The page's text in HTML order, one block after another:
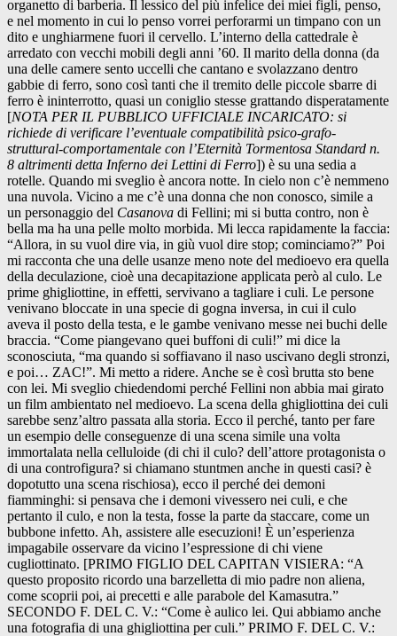
organetto di barberia. Il lessico del più infelice dei miei figli, penso,
e nel momento in cui lo penso vorrei perforarmi un timpano con un
dito e unghiarmene fuori il cervello. L’interno della cattedrale è
arredato con vecchi mobili degli anni ’60. Il marito della donna (da
una delle camere sento uccelli che cantano e svolazzano dentro
gabbie di ferro, sono così tanti che il tremito delle piccole sbarre di
ferro è ininterrotto, quasi un coniglio stesse grattando disperatamente
[NOTA PER IL PUBBLICO UFFICIALE INCARICATO: si
richiede di verificare l’eventuale compatibilità psico-grafo-
struttural-comportamentale con l’Eternità Tormentosa Standard n.
8 altrimenti detta Inferno dei Lettini di Ferro]) è su una sedia a
rotelle. Quando mi sveglio è ancora notte. In cielo non c’è nemmeno
una nuvola. Vicino a me c’è una donna che non conosco, simile a
un personaggio del Casanova di Fellini; mi si butta contro, non è
bella ma ha una pelle molto morbida. Mi lecca rapidamente la faccia:
“Allora, in su vuol dire via, in giù vuol dire stop; cominciamo?” Poi
mi racconta che una delle usanze meno note del medioevo era quella
della deculazione, cioè una decapitazione applicata però al culo. Le
prime ghigliottine, in effetti, servivano a tagliare i culi. Le persone
venivano bloccate in una specie di gogna inversa, in cui il culo
aveva il posto della testa, e le gambe venivano messe nei buchi delle
braccia. “Come piangevano quei buffoni di culi!” mi dice la
sconosciuta, “ma quando si soffiavano il naso uscivano degli stronzi,
e poi… ZAC!”. Mi metto a ridere. Anche se è così brutta sto bene
con lei. Mi sveglio chiedendomi perché Fellini non abbia mai girato
un film ambientato nel medioevo. La scena della ghigliottina dei culi
sarebbe senz’altro passata alla storia. Ecco il perché, tanto per fare
un esempio delle conseguenze di una scena simile una volta
immortalata nella celluloide (di chi il culo? dell’attore protagonista o
di una controfigura? si chiamano stuntmen anche in questi casi? è
dopotutto una scena rischiosa), ecco il perché dei demoni
fiamminghi: si pensava che i demoni vivessero nei culi, e che
pertanto il culo, e non la testa, fosse la parte da staccare, come un
bubbone infetto. Ah, assistere alle esecuzioni! È un’esperienza
impagabile osservare da vicino l’espressione di chi viene
cugliottinato. [PRIMO FIGLIO DEL CAPITAN VISIERA: “A
questo proposito ricordo una barzelletta di mio padre non aliena,
come scoprii poi, ai precetti e alle parabole del Kamasutra.”
SECONDO F. DEL C. V.: “Come è aulico lei. Qui abbiamo anche
una fotografia di una ghigliottina per culi.” PRIMO F. DEL C. V.: